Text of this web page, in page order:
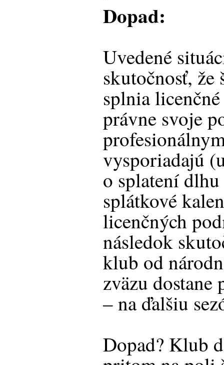
Dopad:
Uvedené
skutočnosť,
splnia
právne svoje
vysporiadajú
o splatení
splátkové
licenčných
následok
klub od
zväzu
– na ďalšiu
Dopad? Klub